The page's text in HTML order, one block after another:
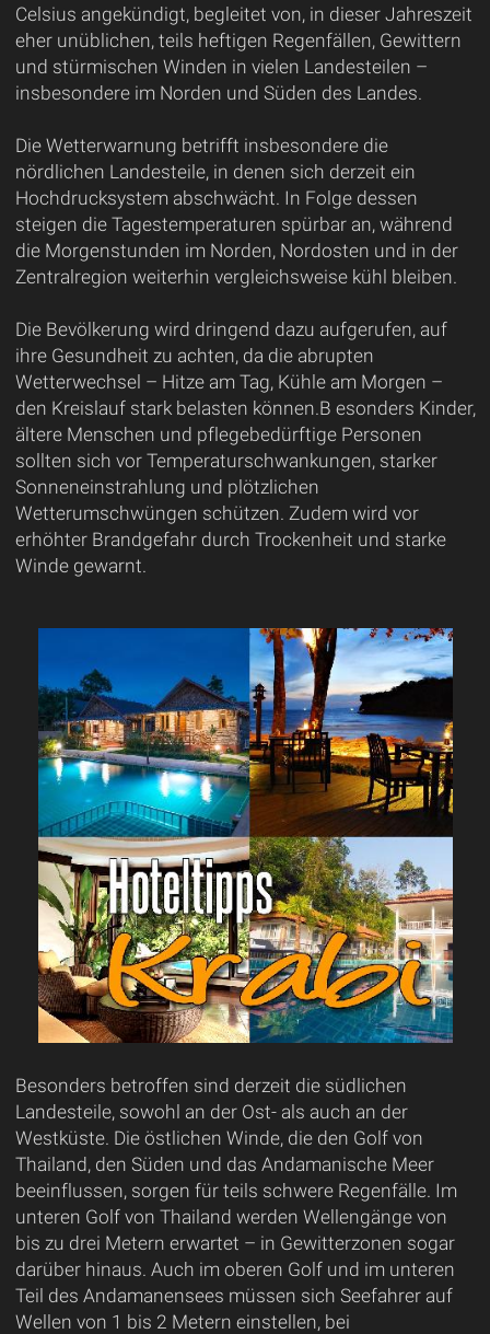
Celsius angekündigt, begleitet von, in dieser Jahreszeit
eher unüblichen, teils heftigen Regenfällen, Gewittern
und stürmischen Winden in vielen Landesteilen –
insbesondere im Norden und Süden des Landes.
Die Wetterwarnung betrifft insbesondere die
nördlichen Landesteile, in denen sich derzeit ein
Hochdrucksystem abschwächt. In Folge dessen
steigen die Tagestemperaturen spürbar an, während
die Morgenstunden im Norden, Nordosten und in der
Zentralregion weiterhin vergleichsweise kühl bleiben.
Die Bevölkerung wird dringend dazu aufgerufen, auf
ihre Gesundheit zu achten, da die abrupten
Wetterwechsel – Hitze am Tag, Kühle am Morgen –
den Kreislauf stark belasten können.B esonders Kinder,
ältere Menschen und pflegebedürftige Personen
sollten sich vor Temperaturschwankungen, starker
Sonneneinstrahlung und plötzlichen
Wetterumschwüngen schützen. Zudem wird vor
erhöhter Brandgefahr durch Trockenheit und starke
Winde gewarnt.
Besonders betroffen sind derzeit die südlichen
Landesteile, sowohl an der Ost- als auch an der
Westküste. Die östlichen Winde, die den Golf von
Thailand, den Süden und das Andamanische Meer
beeinflussen, sorgen für teils schwere Regenfälle. Im
unteren Golf von Thailand werden Wellengänge von
bis zu drei Metern erwartet – in Gewitterzonen sogar
darüber hinaus. Auch im oberen Golf und im unteren
Teil des Andamanensees müssen sich Seefahrer auf
Wellen von 1 bis 2 Metern einstellen, bei